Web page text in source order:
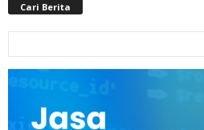
Cari Berita